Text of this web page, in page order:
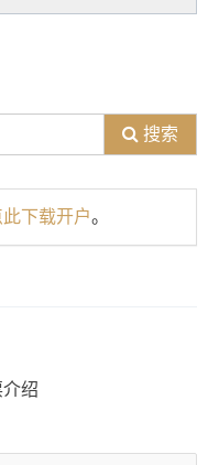
搜索
此下载开户。
绍